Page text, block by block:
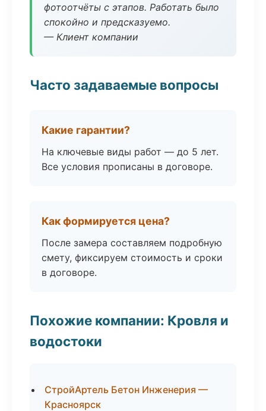
фотоотчёты с этапов. Работать было
спокойно и предсказуемо.
— Клиент компании
Часто задаваемые вопросы
Какие гарантии?
На ключевые виды работ — до 5 лет.
Все условия прописаны в договоре.
Как формируется цена?
После замера составляем подробную
смету, фиксируем стоимость и сроки
в договоре.
Похожие компании: Кровля и
водостоки
СтройАртель Бетон Инженерия —
Красноярск